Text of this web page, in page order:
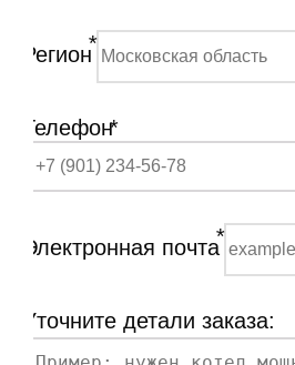
Регион*
Телефон*
Электронная почта*
Уточните детали заказа: